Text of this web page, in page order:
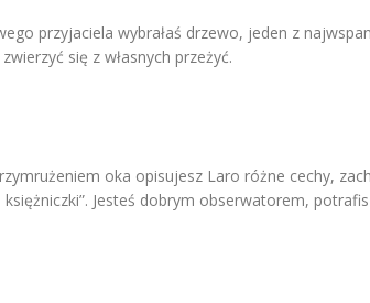
przyjaciela wybrałaś drzewo, jeden z
się z własnych przeżyć.
oka opisujesz Laro różne cechy,
Jesteś dobrym obserwatorem,